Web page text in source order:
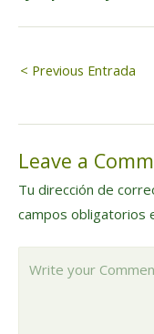
de
< Previous Entrada
Leave a
Tu dirección de
campos obligatorios